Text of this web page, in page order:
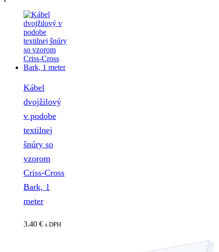
Kábel
dvojžilový
v podobe
textilnej
šnúry so
vzorom
Criss-Cross
Bark, 1
meter
3.40 € s DPH